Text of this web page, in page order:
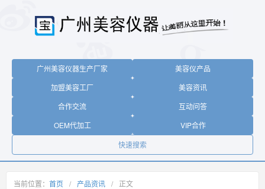
广州美容仪器生产厂家
美容仪产品
加盟美容工厂
美容资讯
合作交流
互动问答
OEM代加工
VIP合作
快速搜索
当前位置： 首页 / 产品资讯 / 正文